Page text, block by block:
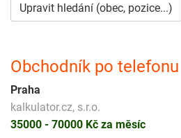
Upravit hledání (obec, pozice...)
Obchodník po
Praha
kalkulator.cz, s.r.o.
35000 - 70000 Kč za měsíc